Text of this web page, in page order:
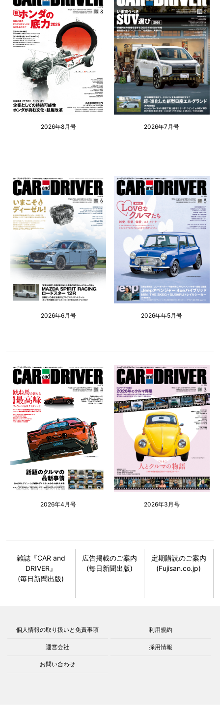
2026年8月号 2026年7月号
2026年6月号 2026年年5月号
2026年4月号 2026年3月号
雑誌『CAR and
DRIVER』
(毎日新聞出版)
広告掲載のご案内
(毎日新聞出版)
定期購読のご案内
(Fujisan.co.jp)
個人情報の取り扱いと免責事項 利用規約
運営会社 採用情報
お問い合わせ